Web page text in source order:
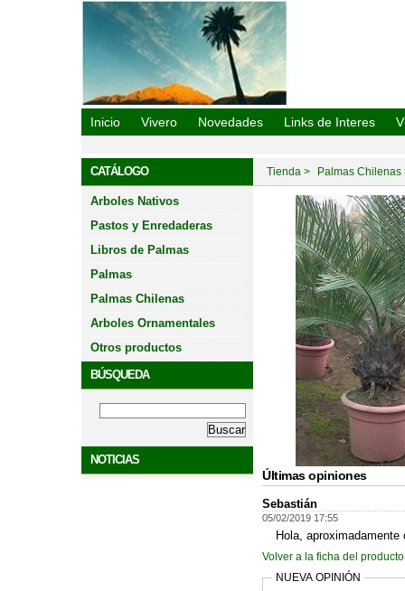
Vivero Oasis De La Campana
Inicio Vivero Novedades Links de Interes
CATÁLOGO
Arboles Nativos
Pastos y Enredaderas
Libros de Palmas
Palmas
Palmas Chilenas
Arboles Ornamentales
Otros productos
BÚSQUEDA
NOTICIAS
Tienda Palmas Chilenas
Últimas opiniones
Sebastián
05/02/2019 17:55
Hola,
Volver a la ficha del producto
NUEVA OPINIÓN